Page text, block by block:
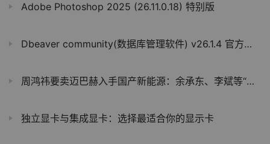
Adobe Photoshop 2025 (26.11.0.18) 特别版
Dbeaver community(数据库管理软件) v26.1.4 官方绿色版
周鸿祎要卖迈巴赫入手国产新能源：余承东、李斌等“排队送车”
独立显卡与集成显卡：选择最适合你的显示卡